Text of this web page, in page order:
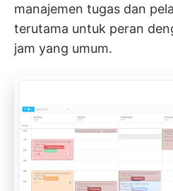
manajemen tugas dan
terutama untuk peran
jam yang umum.